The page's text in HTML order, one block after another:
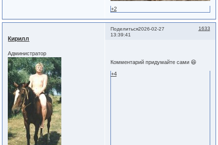
+2
Поделиться 1633
2026-02-27
13:39:41
Кирилл
Администратор
Комментарий придумайте сами 😆
+4